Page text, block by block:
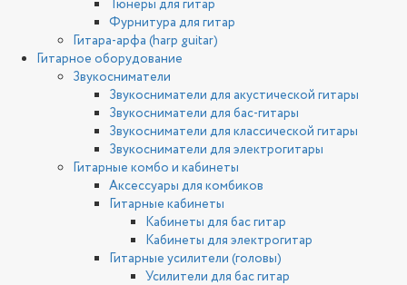
Тюнеры для гитар
Фурнитура для гитар
Гитара-арфа (harp guitar)
Гитарное оборудование
Звукосниматели
Звукосниматели для акустической гитары
Звукосниматели для бас-гитары
Звукосниматели для классической гитары
Звукосниматели для электрогитары
Гитарные комбо и кабинеты
Аксессуары для комбиков
Гитарные кабинеты
Кабинеты для бас гитар
Кабинеты для электрогитар
Гитарные усилители (головы)
Усилители для бас гитар